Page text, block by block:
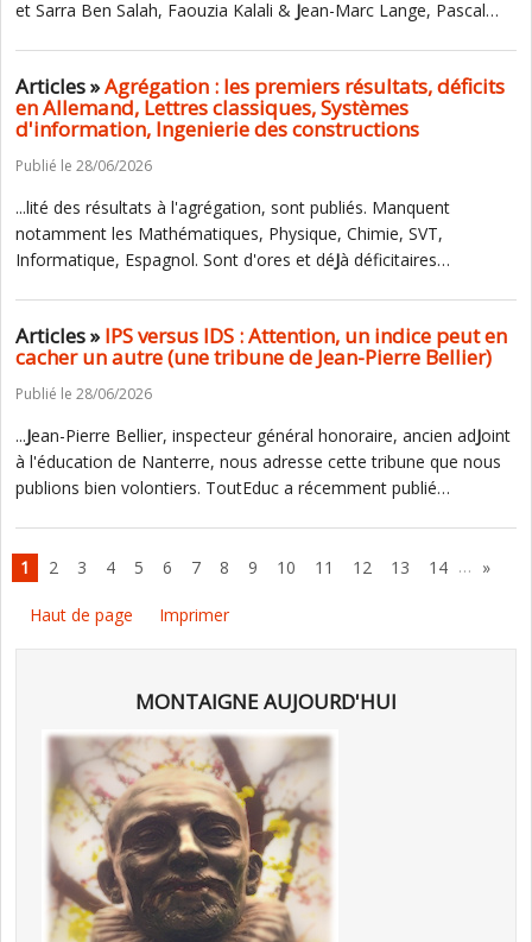
et Sarra Ben Salah, Faouzia Kalali & Jean-Marc Lange, Pascal…
Articles »Agrégation : les premiers résultats, déficits
en Allemand, Lettres classiques, Systèmes
d'information, Ingenierie des constructions
Publié le 28/06/2026
...lité des résultats à l'agrégation, sont publiés. Manquent
notamment les Mathématiques, Physique, Chimie, SVT,
Informatique, Espagnol. Sont d'ores et déJà déficitaires…
Articles »IPS versus IDS : Attention, un indice peut en
cacher un autre (une tribune de Jean-Pierre Bellier)
Publié le 28/06/2026
...Jean-Pierre Bellier, inspecteur général honoraire, ancien adJoint
à l'éducation de Nanterre, nous adresse cette tribune que nous
publions bien volontiers. ToutEduc a récemment publié…
1 2 3 4 5 6 7 8 9 10 11 12 13 14 … »
Haut de page Imprimer
MONTAIGNE AUJOURD'HUI